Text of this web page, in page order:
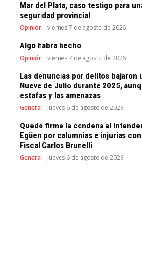
Mar del Plata, caso testigo para
seguridad provincial
Opinión viernes 7 de agosto de 2026
Algo habrá hecho
Opinión viernes 7 de agosto de 2026
Las denuncias por delitos bajaron
Nueve de Julio durante 2025,
estafas y las amenazas
General jueves 6 de agosto de 2026
Quedó firme la condena al
Egüen por calumnias e injurias
Fiscal Carlos Brunelli
General jueves 6 de agosto de 2026